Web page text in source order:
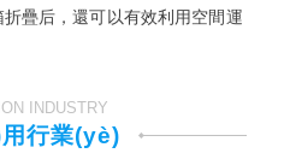
后，還可以有效利用空間運
INDUSTRY
行業(yè)